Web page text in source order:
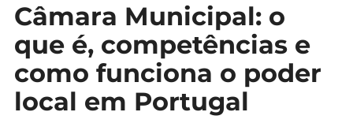
Carreira
Casa
Lifestyle
Câmara Municipal: o
que é, competências e
como funciona o poder
local em Portugal